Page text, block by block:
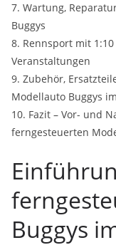
7. Wartung,
Buggys
8. Rennsport mit
Veranstaltungen
9. Zubehör,
Modellauto Buggys
10. Fazit – Vor- und
ferngesteuerten
Buggys